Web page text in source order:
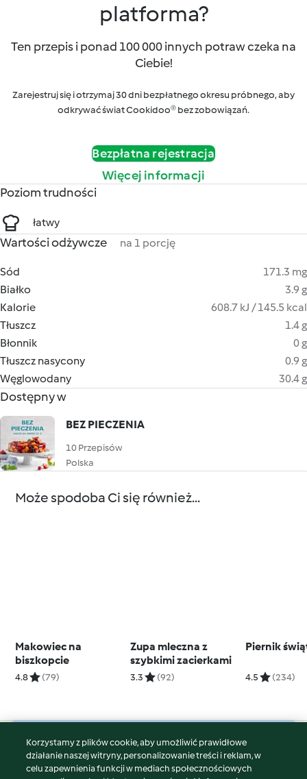
platforma?
Ten przepis i ponad 100 000 innych potraw czeka na
Ciebie!
Zarejestruj się i otrzymaj 30 dni bezpłatnego okresu próbnego, aby
odkrywać świat Cookidoo® bez zobowiązań.
Bezpłatna rejestracja
Więcej informacji
Poziom trudności
łatwy
Wartości odżywcze na 1 porcję
Sód
171.3 mg
Białko
3.9 g
Kalorie
608.7 kJ / 145.5 kcal
Tłuszcz
1.4 g
Błonnik
0 g
Tłuszcz nasycony
0.9 g
Węglowodany
30.4 g
Dostępny w
BEZ PIECZENIA
10 Przepisów
Polska
Może spodoba Ci się również...
Makowiec na
biszkopcie
4.8 (79)
Zupa mleczna z
szybkimi zacierkami
3.3 (92)
Piernik
4.5 (234)
© Copyright 2026
Warunki korzystania
Korzystamy z plików cookie, aby umożliwić prawidłowe
działanie naszej witryny, personalizowanie treści i reklam, w
celu zapewnienia funkcji w mediach społecznościowych